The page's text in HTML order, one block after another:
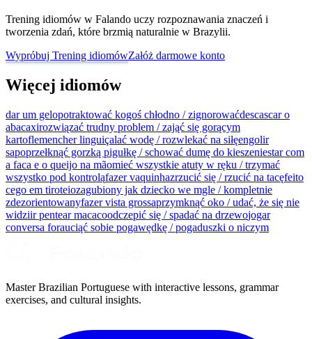
Trening idiomów w Falando uczy rozpoznawania znaczeń i
tworzenia zdań, które brzmią naturalnie w Brazylii.
Wypróbuj Trening idiomówZałóż darmowe konto
Więcej idiomów
dar um gelopotraktować kogoś chłodno / zignorowaćdescascar o
abacaxirozwiązać trudny problem / zająć się gorącym
kartoflemencher linguiçalać wodę / rozwlekać na siłęengolir
sapoprzełknąć gorzką pigułkę / schować dumę do kieszeniestar com
a faca e o queijo na mãomieć wszystkie atuty w ręku / trzymać
wszystko pod kontroląfazer vaquinhazrzucić się / rzucić na tacęfeito
cego em tiroteiozagubiony jak dziecko we mgle / kompletnie
zdezorientowanyfazer vista grossaprzymknąć oko / udać, że się nie
widziir pentear macacoodczepić się / spadać na drzewojogar
conversa forauciąć sobie pogawędkę / pogaduszki o niczym
Master Brazilian Portuguese with interactive lessons, grammar
exercises, and cultural insights.